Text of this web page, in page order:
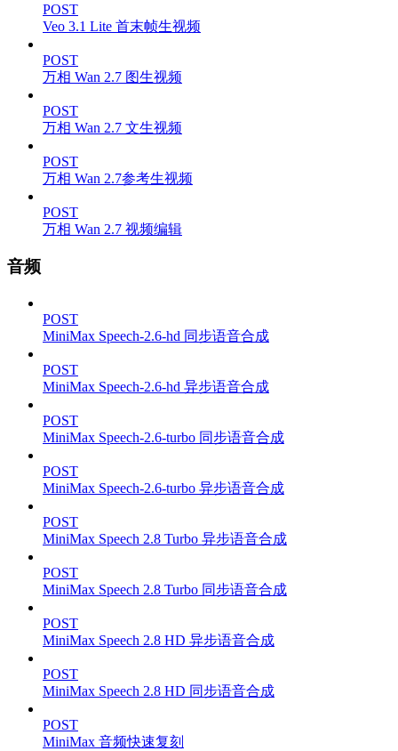
POST
Veo 3.1 Lite 首末帧生视频
POST
万相 Wan 2.7 图生视频
POST
万相 Wan 2.7 文生视频
POST
万相 Wan 2.7参考生视频
POST
万相 Wan 2.7 视频编辑
音频
POST
MiniMax Speech-2.6-hd 同步语音合成
POST
MiniMax Speech-2.6-hd 异步语音合成
POST
MiniMax Speech-2.6-turbo 同步语音合成
POST
MiniMax Speech-2.6-turbo 异步语音合成
POST
MiniMax Speech 2.8 Turbo 异步语音合成
POST
MiniMax Speech 2.8 Turbo 同步语音合成
POST
MiniMax Speech 2.8 HD 异步语音合成
POST
MiniMax Speech 2.8 HD 同步语音合成
POST
MiniMax 音频快速复刻